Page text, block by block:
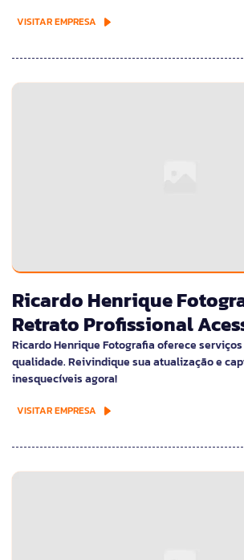
VISITAR EMPRESA
Ricardo Henrique
Retrato Profissional
Ricardo Henrique Fotografia oferece
qualidade. Reivindique sua atualização e
inesquecíveis agora!
VISITAR EMPRESA